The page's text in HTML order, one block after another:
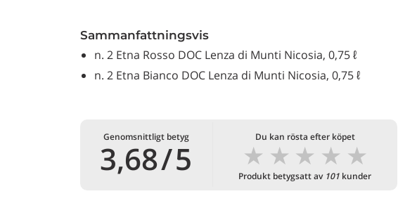
Sammanfattningsvis
n. 2 Etna Rosso DOC Lenza di Munti Nicosia, 0,75 ℓ
n. 2 Etna Bianco DOC Lenza di Munti Nicosia, 0,75 ℓ
Genomsnittligt betyg
3,68/5
Du kan rösta efter köpet
★
★
★
★
★
Produkt betygsatt av 101 kunder